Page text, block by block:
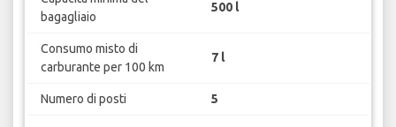
bagagliaio
500 l
Consumo misto di
carburante per 100 km
7 l
Numero di posti 5